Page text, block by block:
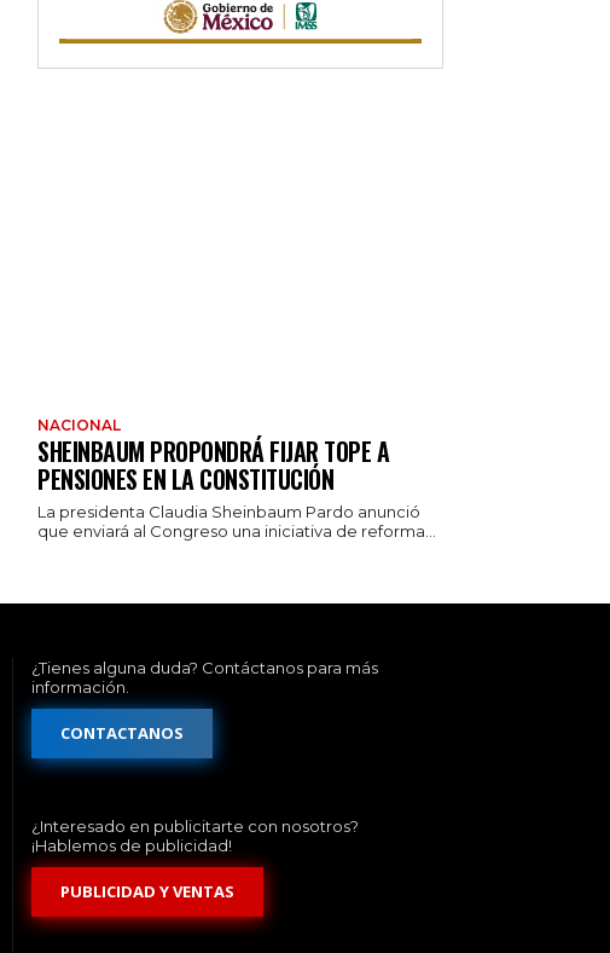
NACIONAL
SHEINBAUM PROPONDRÁ FIJAR TOPE A
PENSIONES EN LA CONSTITUCIÓN
La presidenta Claudia Sheinbaum Pardo anunció
que enviará al Congreso una iniciativa de reforma...
¿Tienes alguna duda? Contáctanos para más
información.
CONTACTANOS
¿Interesado en publicitarte con nosotros?
¡Hablemos de publicidad!
PUBLICIDAD Y VENTAS